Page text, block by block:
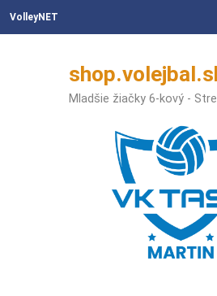
VolleyNET
Mladšie žiačky 6-kový -